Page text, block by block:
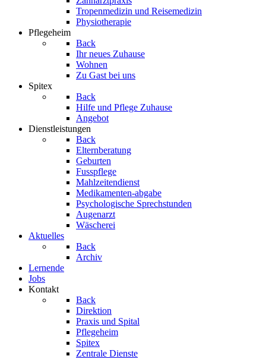
Tropenmedizin und Reisemedizin
Physiotherapie
Pflegeheim
Back
Ihr neues Zuhause
Wohnen
Zu Gast bei uns
Spitex
Back
Hilfe und Pflege Zuhause
Angebot
Dienstleistungen
Back
Elternberatung
Geburten
Fusspflege
Mahlzeitendienst
Medikamenten-abgabe
Psychologische Sprechstunden
Augenarzt
Wäscherei
Aktuelles
Back
Archiv
Lernende
Jobs
Kontakt
Back
Direktion
Praxis und Spital
Pflegeheim
Spitex
Zentrale Dienste